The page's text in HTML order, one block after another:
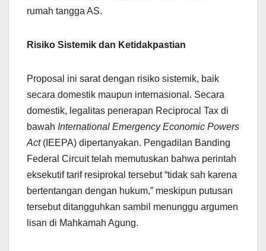
rumah tangga AS.
Risiko Sistemik dan Ketidakpastian
Proposal ini sarat dengan risiko sistemik, baik
secara domestik maupun internasional. Secara
domestik, legalitas penerapan Reciprocal Tax di
bawah International Emergency Economic Powers
Act(IEEPA) dipertanyakan. Pengadilan Banding
Federal Circuit telah memutuskan bahwa perintah
eksekutif tarif resiprokal tersebut “tidak sah karena
bertentangan dengan hukum,” meskipun putusan
tersebut ditangguhkan sambil menunggu argumen
lisan di Mahkamah Agung.